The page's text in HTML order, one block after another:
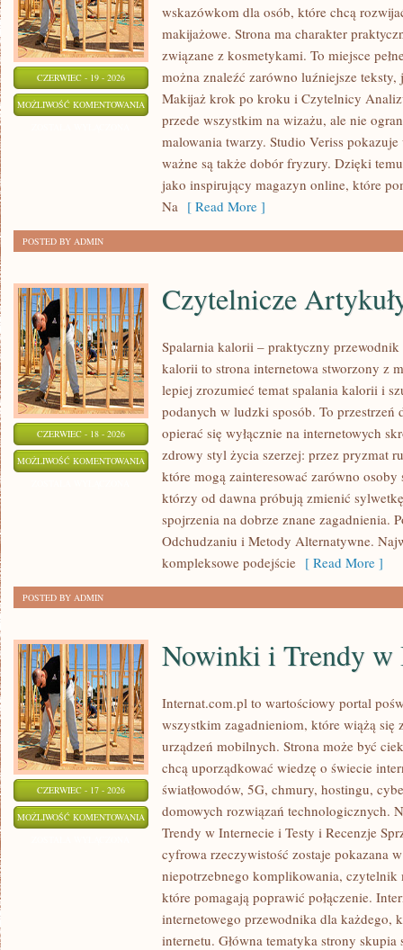
CZERWIEC - 19 - 2026
MOŻLIWOŚĆ KOMENTOWANIA
KREATYWNY
MAKIJAŻ
wskazówkom dla osób, które chcą
makijażowe. Strona ma charakter
związane z kosmetykami. To miejsce
można znaleźć zarówno luźniejsze
Makijaż krok po kroku i Czytelnicy
przede wszystkim na wizażu, ale nie
malowania twarzy. Studio Veriss
ważne są także dobór fryzury. Dzięki
jako inspirujący magazyn online, które
Na [ Read More ]
POSTED BY ADMIN
CZERWIEC - 18 - 2026
MOŻLIWOŚĆ KOMENTOWANIA CZYTELNICZE
ARTYKUŁY
Czytelnicze
Spalarnia kalorii – praktyczny
kalorii to strona internetowa stworzony z
lepiej zrozumieć temat spalania kalorii i
podanych w ludzki sposób. To
opierać się wyłącznie na internetowych
zdrowy styl życia szerzej: przez pryzmat
które mogą zainteresować zarówno
którzy od dawna próbują zmienić
spojrzenia na dobrze znane zagadnienia.
Odchudzaniu i Metody Alternatywne.
kompleksowe podejście [ Read More ]
POSTED BY ADMIN
CZERWIEC - 17 - 2026
MOŻLIWOŚĆ KOMENTOWANIA NOWINKI
TRENDY
INTERNECIE
Nowinki i Trendy w
Internat.com.pl to wartościowy portal
wszystkim zagadnieniom, które wiążą się
urządzeń mobilnych. Strona może być
chcą uporządkować wiedzę o świecie
światłowodów, 5G, chmury, hostingu,
domowych rozwiązań technologicznych.
Trendy w Internecie i Testy i Recenzje
cyfrowa rzeczywistość zostaje pokazana
niepotrzebnego komplikowania,
które pomagają poprawić połączenie.
internetowego przewodnika dla każdego,
internetu. Główna tematyka strony skupia